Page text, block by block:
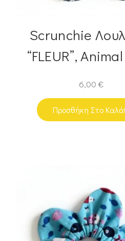
Scrunchie
“FLEUR”,
6,00€
Προσθήκη Στο